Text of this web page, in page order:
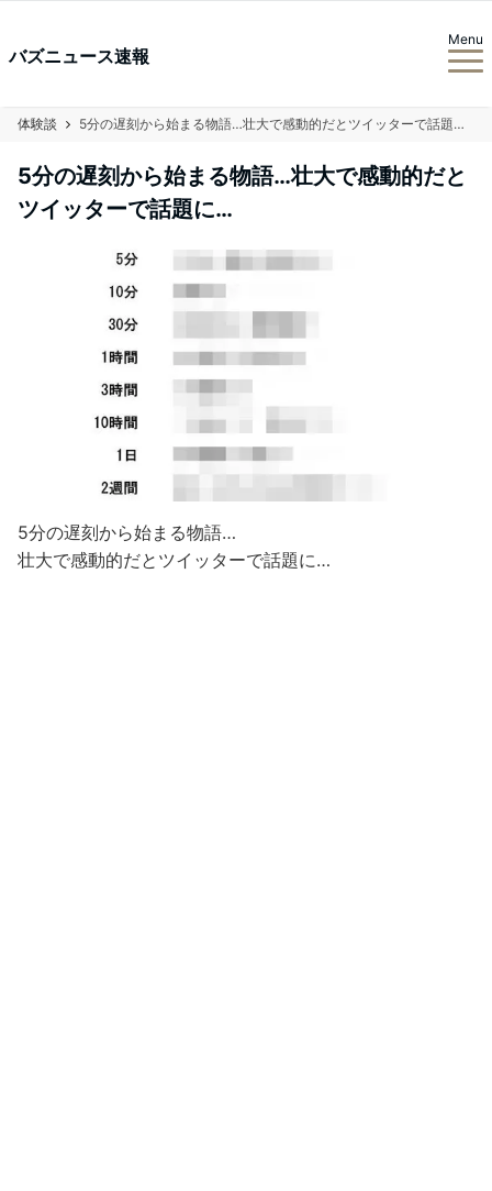
バズニュース速報
Menu
体験談 5分の遅刻から始まる物語…壮大で感動的だとツイッターで話題に…
5分の遅刻から始まる物語…壮大で感動的だと
ツイッターで話題に…
5分の遅刻から始まる物語…
壮大で感動的だとツイッターで話題に…